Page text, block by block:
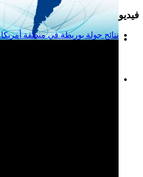
فيديو
نتائج جولة بوريطة في منطقة أمريكا